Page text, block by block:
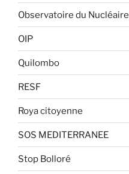
Observatoire du Nucléaire
OIP
Quilombo
RESF
Roya citoyenne
SOS MEDITERRANEE
Stop Bolloré